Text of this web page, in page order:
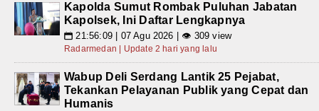
Kapolda Sumut Rombak Puluhan Jabatan
Kapolsek, Ini Daftar Lengkapnya
📅 21:56:09 | 07 Agu 2026 | 👁 309 view
Radarmedan | Update 2 hari yang lalu
Wabup Deli Serdang Lantik 25 Pejabat,
Tekankan Pelayanan Publik yang Cepat dan
Humanis